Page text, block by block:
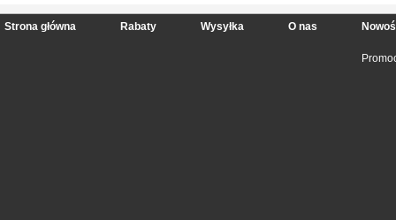
Strona główna Rabaty Wysyłka O nas